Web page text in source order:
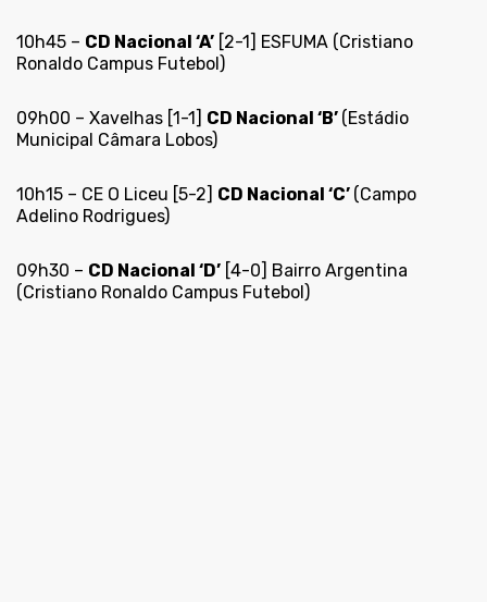
10h45 – CD Nacional ‘A’ [2-1] ESFUMA (Cristiano
Ronaldo Campus Futebol)
09h00 – Xavelhas [1-1] CD Nacional ‘B’ (Estádio
Municipal Câmara Lobos)
10h15 – CE O Liceu [5-2] CD Nacional ‘C’ (Campo
Adelino Rodrigues)
09h30 – CD Nacional ‘D’ [4-0] Bairro Argentina
(Cristiano Ronaldo Campus Futebol)